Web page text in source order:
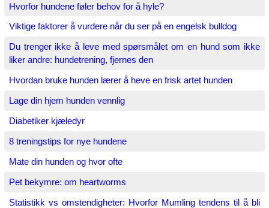
Hvorfor hundene føler behov for å hyle?
Viktige faktorer å vurdere når du ser på en engelsk bulldog
Du trenger ikke å leve med spørsmålet om en hund som ikke
liker andre: hundetrening, fjernes den
Hvordan bruke hunden lærer å heve en frisk artet hunden
Lage din hjem hunden vennlig
Diabetiker kjæledyr
8 treningstips for nye hundene
Mate din hunden og hvor ofte
Pet bekymre: om heartworms
Statistikk vs omstendigheter: Hvorfor Mumling tendens til å bli